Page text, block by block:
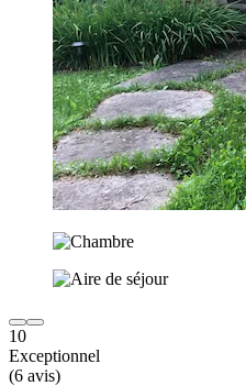
10
Exceptionnel
(6 avis)